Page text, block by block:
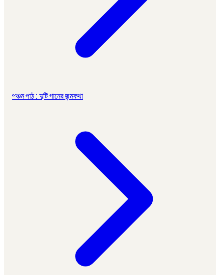
পঞ্চম পাঠ : দুটি গানের জন্মকথা